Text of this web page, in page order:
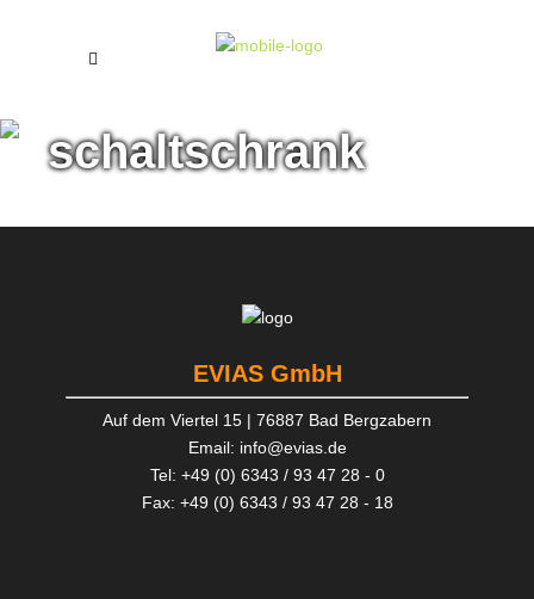
schaltschrank
EVIAS GmbH
Auf dem Viertel 15 | 76887 Bad Bergzabern
Email: info@evias.de
Tel: +49 (0) 6343 / 93 47 28 - 0
Fax: +49 (0) 6343 / 93 47 28 - 18